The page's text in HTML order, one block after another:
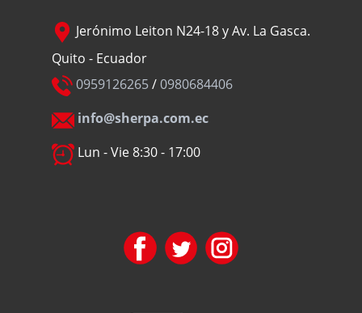
Jerónimo Leiton N24-18 y Av. La Gasca.
Quito - Ecuador
0959126265/0980684406
info@sherpa.com.ec
Lun - Vie 8:30 - 17:00